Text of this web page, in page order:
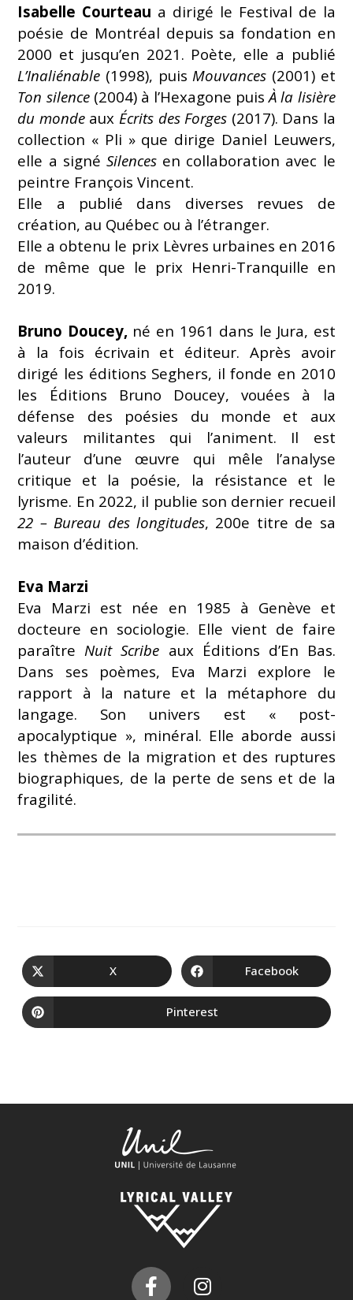
Isabelle Courteau a dirigé le Festival de la
poésie de Montréal depuis sa fondation en
2000 et jusqu’en 2021. Poète, elle a publié
L’Inaliénable (1998), puis Mouvances (2001) et
Ton silence(2004) à l’Hexagone puisÀ la lisière
du mondeaux Écrits des Forges (2017). Dans la
collection « Pli » que dirige Daniel Leuwers,
elle a signé Silencesen collaboration avec le
peintre François Vincent.
Elle a publié dans diverses revues de
création, au Québec ou à l’étranger.
Elle a obtenu le prix Lèvres urbaines en 2016
de même que le prix Henri-Tranquille en
2019.
Bruno Doucey, né en 1961 dans le Jura, est
à la fois écrivain et éditeur. Après avoir
dirigé les éditions Seghers, il fonde en 2010
les Éditions Bruno Doucey, vouées à la
défense des poésies du monde et aux
valeurs militantes qui l’animent. Il est
l’auteur d’une œuvre qui mêle l’analyse
critique et la poésie, la résistance et le
lyrisme. En 2022, il publie son dernier recueil
22 – Bureau des longitudes, 200e titre de sa
maison d’édition.
Eva Marzi
Eva Marzi est née en 1985 à Genève et
docteure en sociologie. Elle vient de faire
paraître Nuit Scribe aux Éditions d’En Bas.
Dans ses poèmes, Eva Marzi explore le
rapport à la nature et la métaphore du
langage. Son univers est « post-
apocalyptique », minéral. Elle aborde aussi
les thèmes de la migration et des ruptures
biographiques, de la perte de sens et de la
fragilité.
X Facebook
Pinterest